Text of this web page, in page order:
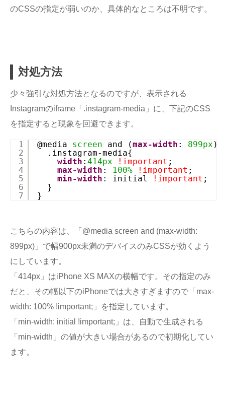
のCSSの指定が弱いのか、具体的なところは不明です。
対処方法
少々強引な対処方法となるのですが、表示される
Instagramのiframe「.instagram-media」に、下記のCSS
を指定すると現象を回避できます。
1
2
3
4
5
6
7
@media screen and (max-width : 899px ){
.instagram-media{
width : 414px !important ;
max-width : 100% !important ;
min-width : initial !important ;
}
}
こちらの内容は、「@media screen and (max-width:
899px)」で幅900px未満のデバイスのみCSSが効くよう
にしています。
「414px」はiPhone XS MAXの横幅です。その指定のみ
だと、その幅以下のiPhoneでは大きすぎますので「max-
width: 100% !important;」を指定しています。
「min-width: initial !important;」は、自動で生成される
「min-width」の値が大きい場合があるので初期化してい
ます。